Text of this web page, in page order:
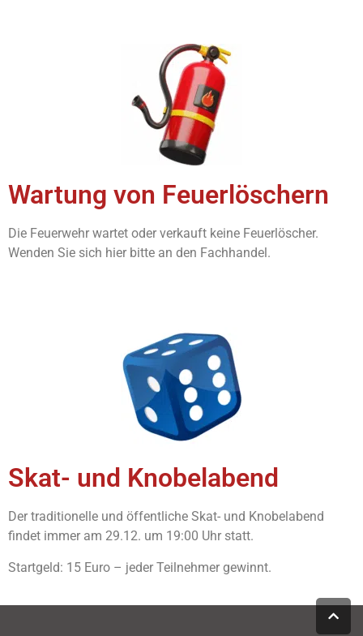
Wartung von Feuerlöschern
Die Feuerwehr wartet oder verkauft keine Feuerlöscher.
Wenden Sie sich hier bitte an den Fachhandel.
Skat- und Knobelabend
Der traditionelle und öffentliche Skat- und Knobelabend
findet immer am 29.12. um 19:00 Uhr statt.
Startgeld: 15 Euro – jeder Teilnehmer gewinnt.